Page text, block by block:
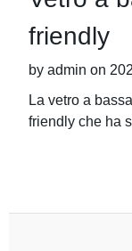
friendly
by admin on
La vetro a
friendly che ha